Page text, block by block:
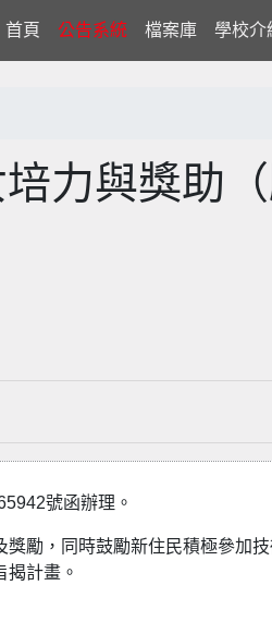
首頁(current)
公告系統 檔案庫 學校介
力與獎助
號函辦理。
勵，同時鼓勵新住民積極參加
計畫。